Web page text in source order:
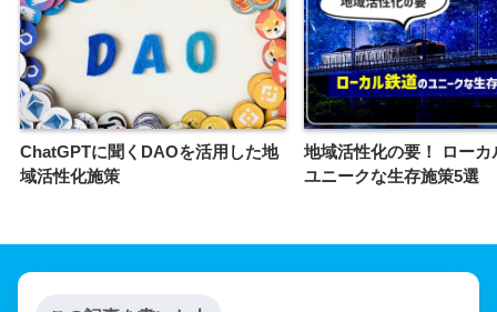
ChatGPTに聞くDAOを活用した地
域活性化施策
地域活性化の要！ ローカ
ユニークな生存施策5選